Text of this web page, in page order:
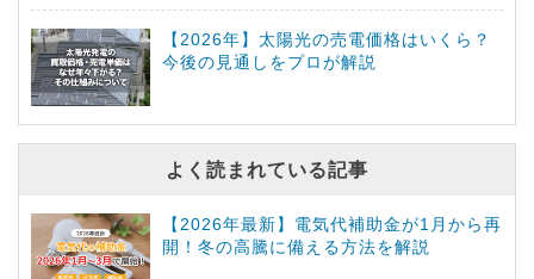
【2026年】太陽光の売電価格はいくら？
今後の見通しをプロが解説
よく読まれている記事
【2026年最新】電気代補助金が1月から再
開！冬の高騰に備える方法を解説